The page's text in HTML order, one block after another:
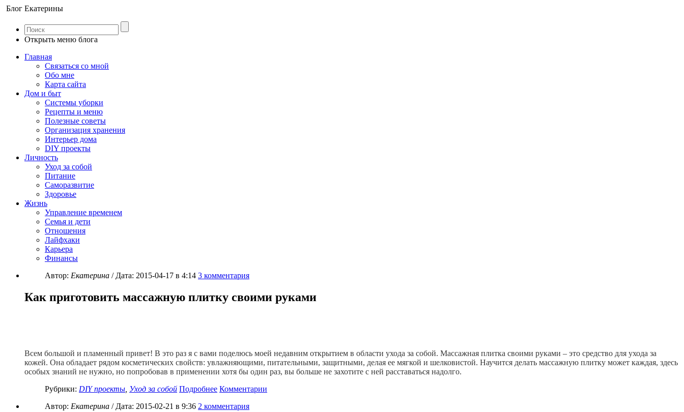
Блог Екатерины
Открыть меню блога
Главная
Связаться со мной
Обо мне
Карта сайта
Дом и быт
Системы уборки
Рецепты и меню
Полезные советы
Организация хранения
Интерьер дома
DIY проекты
Личность
Уход за собой
Питание
Саморазвитие
Здоровье
Жизнь
Управление временем
Семья и дети
Отношения
Лайфхаки
Карьера
Финансы
Автор: Екатерина / Дата: 2015-04-17 в 4:14 3 комментария
Как приготовить массажную плитку своими руками
Всем большой и пламенный привет! В это раз я с вами поделюсь моей недавним открытием в области ухода за собой. Массажная плитка своими руками – это средство для ухода за
кожей. Она обладает рядом косметических свойств: увлажняющими, питательными, защитными, делая ее мягкой и шелковистой. Научится делать массажную плитку может каждая, здесь
особых знаний не нужно, но попробовав в применении хотя бы один раз, вы больше не захотите с ней расставаться надолго.
Рубрики: DIY проекты Уход за собой Подробнее Комментарии
Автор: Екатерина / Дата: 2015-02-21 в 9:36 2 комментария